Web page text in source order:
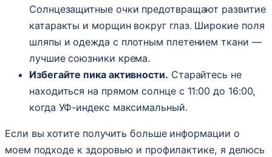
Солнцезащитные очки предотвращают развитие
катаракты и морщин вокруг глаз. Широкие поля
шляпы и одежда с плотным плетением ткани —
лучшие союзники крема.
Избегайте пика активности. Старайтесь не
находиться на прямом солнце с 11:00 до 16:00,
когда УФ-индекс максимальный.
Если вы хотите получить больше информации о
моем подходе к здоровью и профилактике, я делюсь